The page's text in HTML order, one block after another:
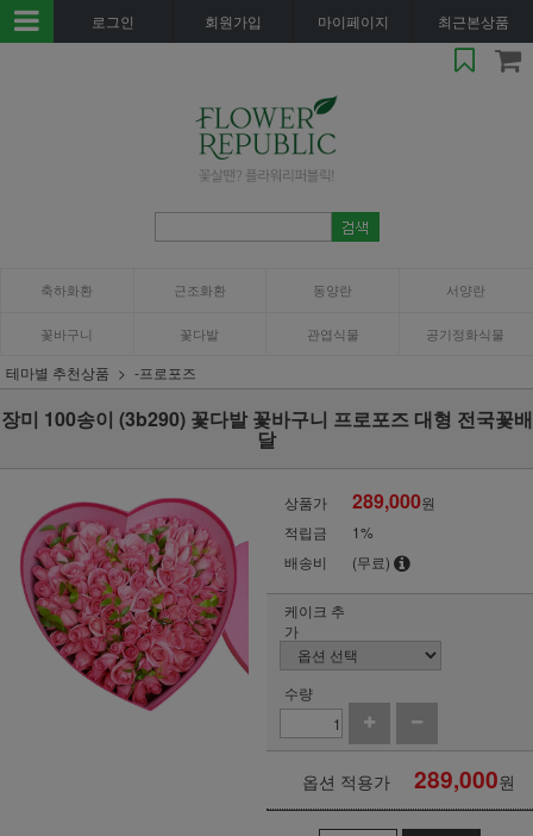
로그인 회원가입 마이페이지 최근본상품
축하화환 근조화환 동양란 서양란
꽃바구니 꽃다발 관엽식물 공기정화식물
테마별 추천상품 -프로포즈
장미 100송이 (3b290) 꽃다발 꽃바구니 프로포즈 대형 전국꽃배
달
상품가 289,000원
적립금
1%
배송비
(무료)
케이크 추
가
수량
옵션 적용가 289,000원